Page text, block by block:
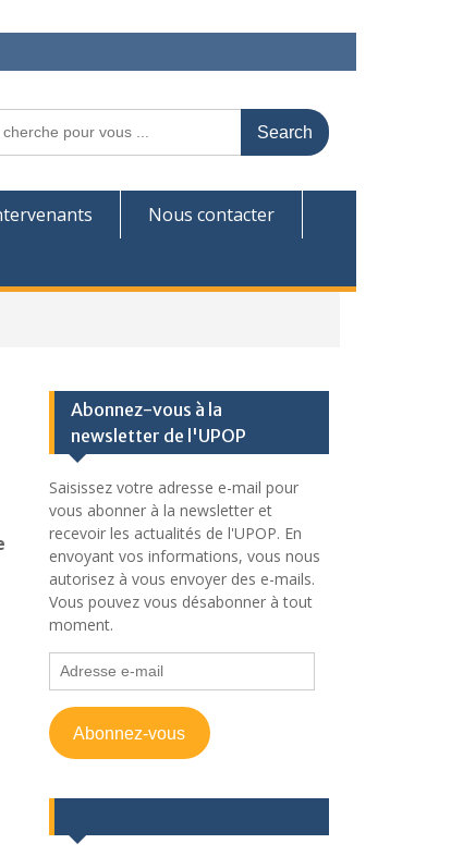
Nous contacter
Abonnez-vous à la
newsletter de l'UPOP
Saisissez votre adresse e-mail pour
vous abonner à la newsletter et
recevoir les actualités de l'UPOP. En
envoyant vos informations, vous nous
autorisez à vous envoyer des e-mails.
Vous pouvez vous désabonner à tout
moment.
Adresse
e-
mail
Abonnez-vous